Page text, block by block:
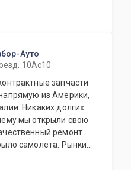
Ауто
10Ас10
запчасти
из Америки,
Никаких долгих
мы открыли свою
ремонт
самолета. Рынки